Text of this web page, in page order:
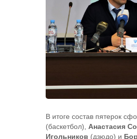
В итоге состав пятерок
(баскетбол), Анастасия
Игольников (дзюдо) и